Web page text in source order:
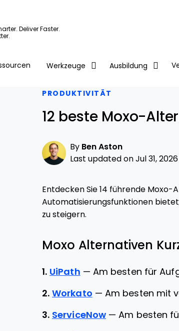
Deliver Faster.
Werkzeuge Ausbildung
PRODUKTIVITÄT
12 beste Moxo-
By Ben Aston
Last updated on Jul 31, 2026
Entdecken Sie 14 führende
Automatisierungsfunktionen
zu steigern.
Moxo Alternativen
1. UiPath — Am besten für
2. Workato — Am besten mit
3. ServiceNow —Am besten